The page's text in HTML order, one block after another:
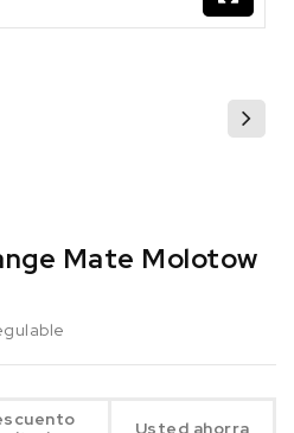
Mate Molotow
Usted ahorra